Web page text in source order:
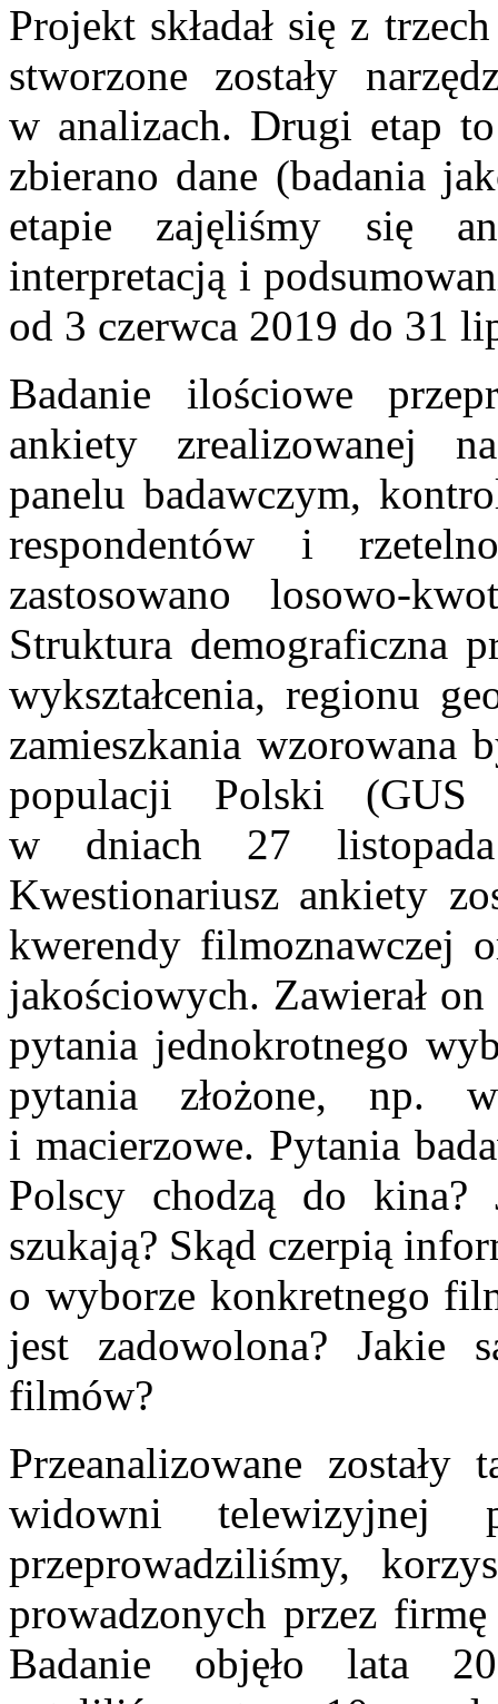
Projekt składał się z
stworzone zostały
w analizach. Drugi etap
zbierano dane (badania
etapie zajęliśmy się
interpretacją i
od 3 czerwca 2019 do 31
Badanie ilościowe
ankiety zrealizowanej
panelu badawczym,
respondentów i
zastosowano losowo-
Struktura demograficzna
wykształcenia, regionu
zamieszkania wzorowana
populacji Polski (GUS
w dniach 27
Kwestionariusz ankiety
kwerendy filmoznawczej
jakościowych. Zawierał
pytania jednokrotnego
pytania złożone, np.
i macierzowe. Pytania
Polscy chodzą do
szukają? Skąd czerpią
o wyborze konkretnego
jest zadowolona? Jakie
filmów?
Przeanalizowane zostały
widowni telewizyjnej
przeprowadziliśmy,
prowadzonych przez
Badanie objęło lata